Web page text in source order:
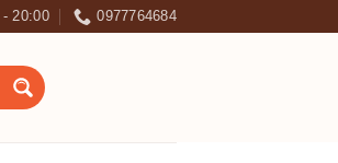
20:00 0977764684